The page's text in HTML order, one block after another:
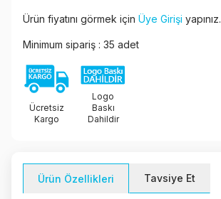
Ürün fiyatını görmek için Üye Girişi yapınız.
Minimum sipariş : 35 adet
Ücretsiz
Kargo
Logo
Baskı
Dahildir
Ürün Özellikleri Tavsiye Et